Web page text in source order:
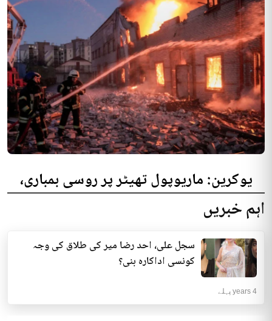
یوکرین: ماریوپول تھیٹر پر روسی بمباری،
300 افراد کی ہلاکت کا خدشہ
کا خدشہ ظاہر کیا اور کہا کہ کم...
انٹرنیشنل | 4 years پہلے
اہم خبریں
سجل علی، احد رضا میر کی طلاق کی وجہ
کونسی اداکارہ بنی؟
4 years پہلے